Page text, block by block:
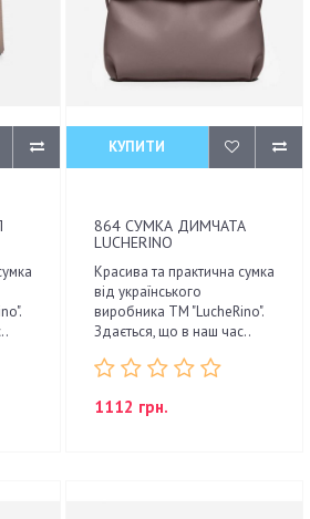
КУПИТИ
864 СУМКА ДИМЧАТА
LUCHERINO
Красива та практична сумка
від українського
виробника ТМ "LucheRino".
Здається, що в наш час..
1112 грн.